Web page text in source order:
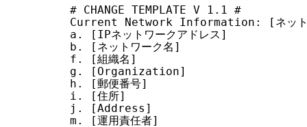
# CHANGE TEMPLATE V 1.1 #
Current Network Information: [ネット
a. [IPネットワークアドレス]
b. [ネットワーク名]
f. [組織名]
g. [Organization]
h. [郵便番号]
i. [住所]
j. [Address]
m. [運用責任者]